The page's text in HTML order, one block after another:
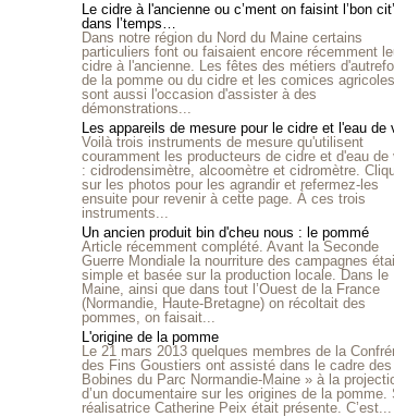
Le cidre à l'ancienne ou c’ment on faisint l’bon cit’
dans l’temps…
Dans notre région du Nord du Maine certains
particuliers font ou faisaient encore récemment
cidre à l'ancienne. Les fêtes des métiers
de la pomme ou du cidre et les comices agricoles
sont aussi l'occasion d'assister à des
démonstrations...
Les appareils de mesure pour le cidre et l'eau de
Voilà trois instruments de mesure qu'utilisent
couramment les producteurs de cidre et d'eau de
: cidrodensimètre, alcoomètre et cidromètre.
sur les photos pour les agrandir et refermez-les
ensuite pour revenir à cette page. À ces trois
instruments...
Un ancien produit bin d'cheu nous : le pommé
Article récemment complété. Avant la Seconde
Guerre Mondiale la nourriture des campagnes
simple et basée sur la production locale. Dans le
Maine, ainsi que dans tout l’Ouest de la France
(Normandie, Haute-Bretagne) on récoltait des
pommes, on faisait...
L'origine de la pomme
Le 21 mars 2013 quelques membres de la
des Fins Goustiers ont assisté dans le cadre
Bobines du Parc Normandie-Maine » à la
d’un documentaire sur les origines de la pomme.
réalisatrice Catherine Peix était présente. C’est...